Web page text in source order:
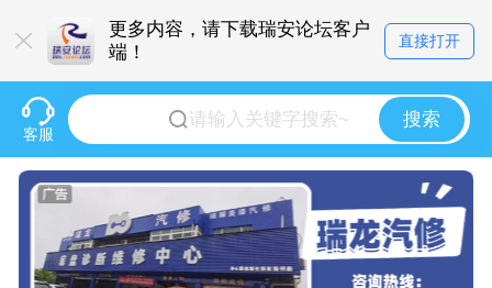
更多内容，请下载瑞安论坛客户
端！
直接打开
客服
搜索